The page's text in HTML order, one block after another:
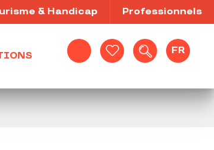
Recherche
FR
& Handicap Professionnels